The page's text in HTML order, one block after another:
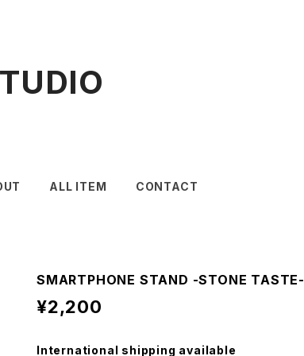
ALL ITEM CONTACT
SMARTPHONE STAND -STONE TASTE-
¥2,200
International shipping available